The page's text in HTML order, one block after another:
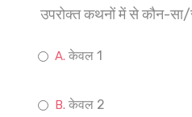
उपरोक्त कथनों में से कौन-
केवल 1
केवल 2